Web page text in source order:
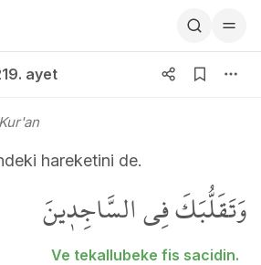
ayet
hareketini de.
وَتَقَلُّبَكَ فِي السَّاجِد۪ينَ
Ve tekallubeke fis sacidin.